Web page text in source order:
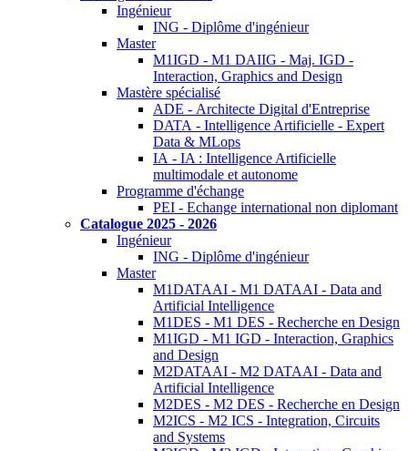
Ingénieur
ING - Diplôme d'ingénieur
Master
M1IGD - M1 DAIIG - Maj. IGD -
Interaction, Graphics and Design
Mastère spécialisé
ADE - Architecte Digital d'Entreprise
DATA - Intelligence Artificielle - Expert
Data & MLops
IA - IA : Intelligence Artificielle
multimodale et autonome
Programme d'échange
PEI - Echange international non diplomant
Catalogue 2025 - 2026
Ingénieur
ING - Diplôme d'ingénieur
Master
M1DATAAI - M1 DATAAI - Data and
Artificial Intelligence
M1DES - M1 DES - Recherche en Design
M1IGD - M1 IGD - Interaction, Graphics
and Design
M2DATAAI - M2 DATAAI - Data and
Artificial Intelligence
M2DES - M2 DES - Recherche en Design
M2ICS - M2 ICS - Integration, Circuits
and Systems